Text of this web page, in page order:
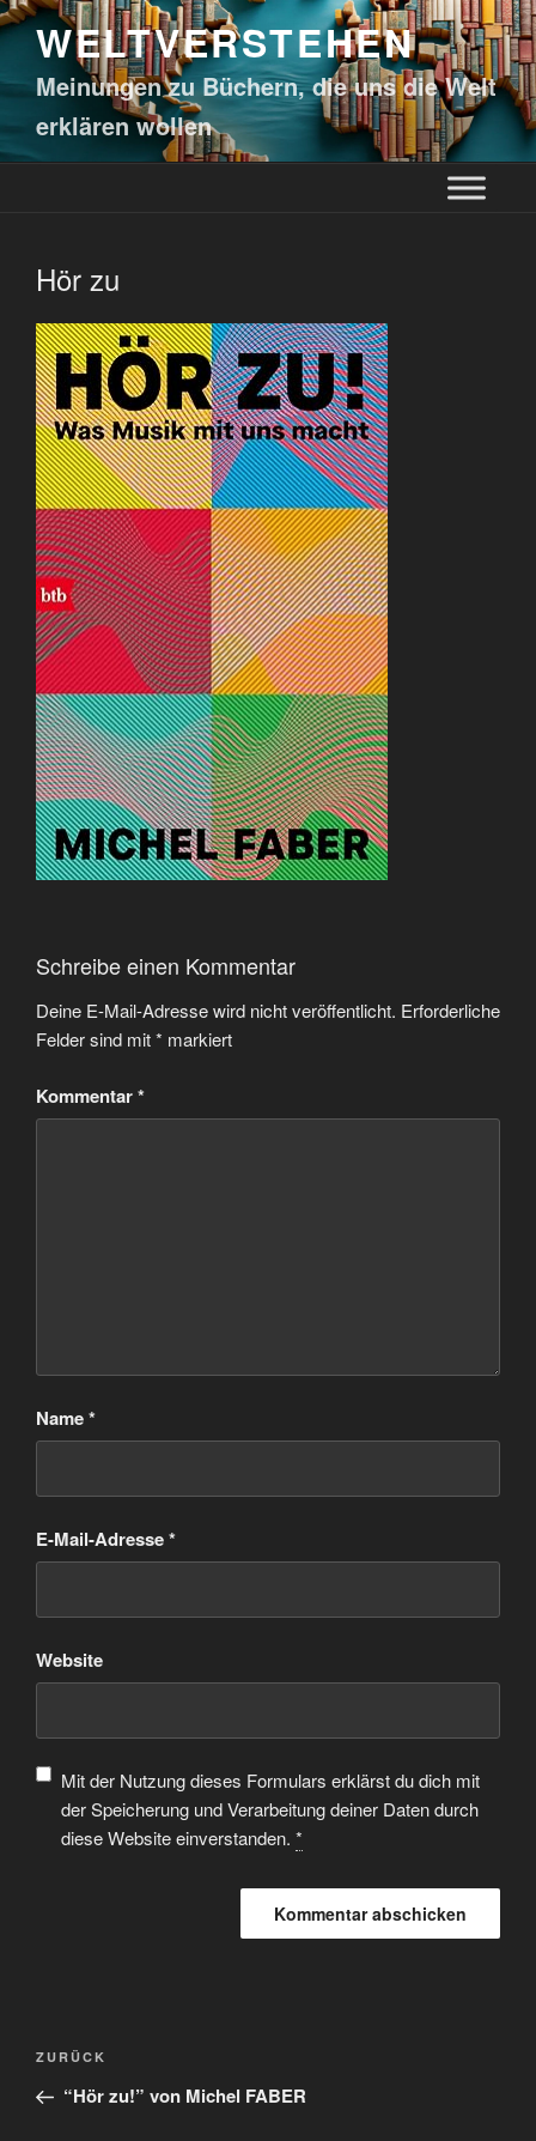
WELTVERSTEHEN
Meinungen zu Büchern, die uns die Welt
erklären wollen
Hör zu
Schreibe einen Kommentar
Deine E-Mail-Adresse wird nicht veröffentlicht. Erforderliche
Felder sind mit* markiert
Kommentar*
Name*
E-Mail-Adresse*
Website
Mit der Nutzung dieses Formulars erklärst du dich mit
der Speicherung und Verarbeitung deiner Daten durch
diese Website einverstanden. *
ZURÜCK
“Hör zu!” von Michel FABER